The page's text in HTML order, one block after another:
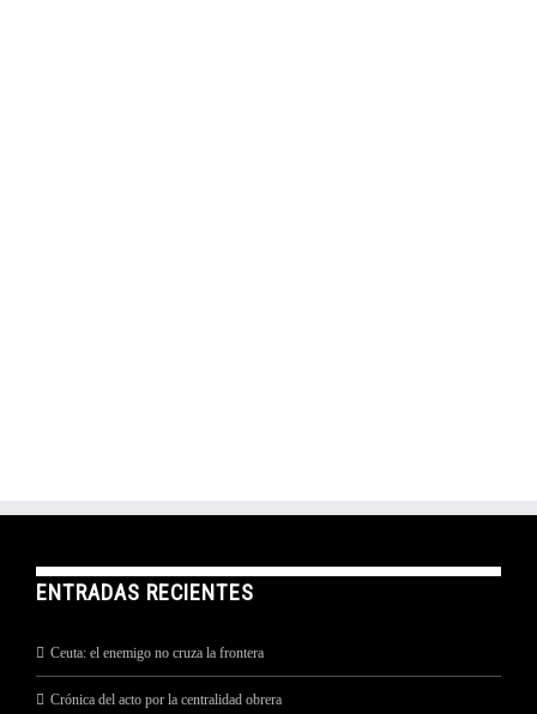
ENTRADAS RECIENTES
Ceuta: el enemigo no cruza la frontera
Crónica del acto por la centralidad obrera